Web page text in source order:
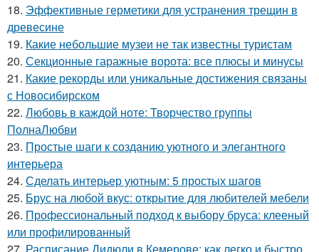
18. Эффективные герметики для устранения трещин в
древесине
19. Какие небольшие музеи не так известны туристам
20. Секционные гаражные ворота: все плюсы и минусы
21. Какие рекорды или уникальные достижения связаны
с Новосибирском
22. Любовь в каждой ноте: Творчество группы
ПолнаЛюбви
23. Простые шаги к созданию уютного и элегантного
интерьера
24. Сделать интерьер уютным: 5 простых шагов
25. Брус на любой вкус: открытие для любителей мебели
26. Профессиональный подход к выбору бруса: клееный
или профилированный